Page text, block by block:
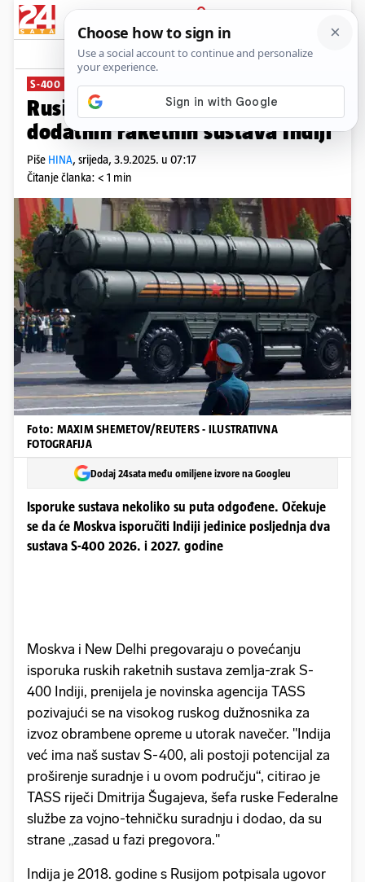
PRIJAVA
News Komentari
S-400
Rusija: Pregovaramo o isporuci
dodatnih raketnih sustava Indiji
Piše HINA, srijeda, 3.9.2025. u 07:17
Čitanje članka: < 1 min
Foto: MAXIM SHEMETOV/REUTERS - ILUSTRATIVNA
FOTOGRAFIJA
Dodaj 24sata među omiljene izvore na Googleu
Isporuke sustava nekoliko su puta odgođene. Očekuje
se da će Moskva isporučiti Indiji jedinice posljednja dva
sustava S-400 2026. i 2027. godine
Moskva i New Delhi pregovaraju o povećanju
isporuka ruskih raketnih sustava zemlja-zrak S-
400 Indiji, prenijela je novinska agencija TASS
pozivajući se na visokog ruskog dužnosnika za
izvoz obrambene opreme u utorak navečer. "Indija
već ima naš sustav S-400, ali postoji potencijal za
proširenje suradnje i u ovom području“, citirao je
TASS riječi Dmitrija Šugajeva, šefa ruske Federalne
službe za vojno-tehničku suradnju i dodao, da su
strane „zasad u fazi pregovora."
Indija je 2018. godine s Rusijom potpisala ugovor